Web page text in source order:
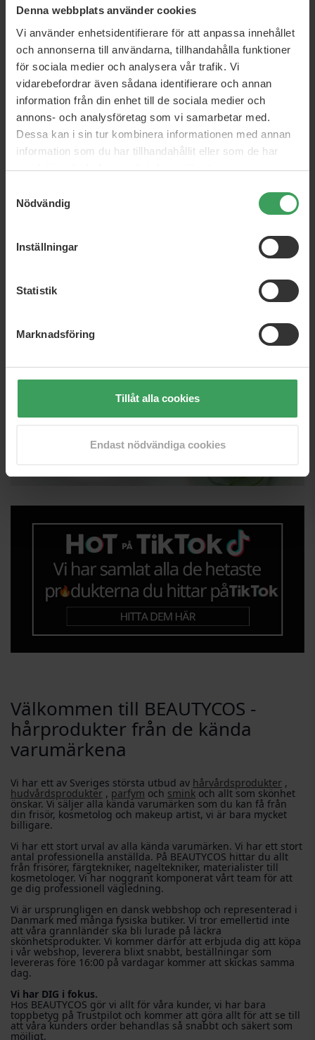
Denna webbplats använder cookies
Vi använder enhetsidentifierare för att anpassa innehållet
och annonserna till användarna, tillhandahålla funktioner
för sociala medier och analysera vår trafik. Vi
vidarebefordrar även sådana identifierare och annan
information från din enhet till de sociala medier och
annons- och analysföretag som vi samarbetar med.
Dessa kan i sin tur kombinera informationen med annan
information som du har tillhandahållit eller som de har
samlat in när du har använt deras tjänster.
Nödvändig
Inställningar
Statistik
Marknadsföring
Tillåt alla cookies
Endast nödvändiga cookies
Välkommen till BEAUTYCOS -
hårprodukter från de kända
varumärkena
Vi har ett av Sveriges största utbud av hårvårdsprodukter ,
hudvårdsprodukter , parfym och smink och allt som skönhet
önskar. Vi säljer alla kända varumärken som du kan få från
din frisör, kosmetolog och makeup artist, vi är bara mycket
billigare.
Vi har ett stort urval av alla kända varumärken. Vi har ett stort
antal professionella anställda. På BEAUTYCOS hittar du allt
från frisörer, färgtekniker, nageltekniker, materialister till
kosmetologer. Vi har noggrant komponerat vårt team för att
ge dig professionell vägledning.
Vi är ursprungligen en dansk webbshop och representerad i
Danmark med många fysiska butiker. Vi tror emellertid inte
att våra grannländer ska bli lurade på läckra
skönhetsprodukter. Vi kommer därför att erbjuda dig att köpa
i vår webshop, leverera blixt snabbt, beställningar som
levereras före 16:00 på vardagar kommer att skickas samma
dag.
Vi har DIG i fokus.
Hos BEAUTYCOS gör vi allt för våra kunder, vi har bara
toppbetyg på Trustpilot och kommer att göra allt för att se till
att våra kunders order behandlas så snabbt och säkert som
möjligt.